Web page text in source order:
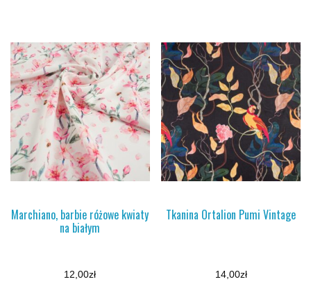
Marchiano, barbie różowe kwiaty
na białym
12,00zł
Tkanina Ortalion Pumi Vintage
14,00zł